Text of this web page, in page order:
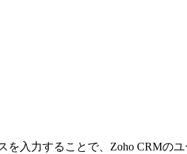
入力することで、Zoho CRMの